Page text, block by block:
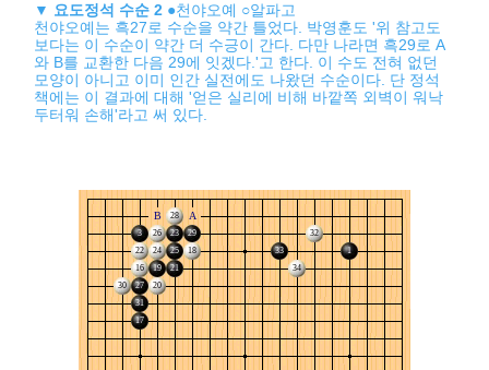
▼ 요도정석 수순 2 ●천야오예 ○알파고
천야오예는 흑27로 수순을 약간 틀었다. 박영훈도 '위 참고도
보다는 이 수순이 약간 더 수긍이 간다. 다만 나라면 흑29로 A
와 B를 교환한 다음 29에 잇겠다.'고 한다. 이 수도 전혀 없던
모양이 아니고 이미 인간 실전에도 나왔던 수순이다. 단 정석
책에는 이 결과에 대해 '얻은 실리에 비해 바깥쪽 외벽이 워낙
두터워 손해'라고 써 있다.